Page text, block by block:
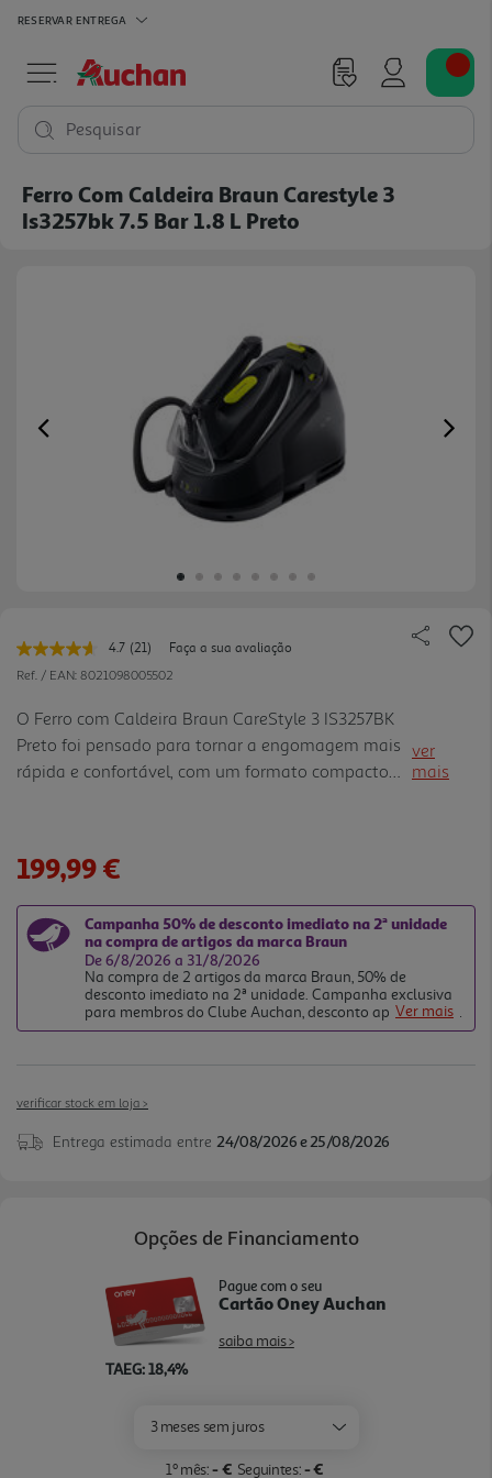
RESERVAR ENTREGA
Pesquisar
Ferro Com Caldeira Braun Carestyle 3
Is3257bk 7.5 Bar 1.8 L Preto
Previous
4.7 Leu
21
Link
para
a
mesma
página.
(21)
Faça a sua avaliação
Ref. / EAN: 8021098005502
O Ferro com Caldeira Braun CareStyle 3 IS3257BK
Preto foi pensado para tornar a engomagem mais
rápida e confortável, com um formato compacto
dia a dia e tecidos mais espessos. A tecnologia Eco
iCare oferece uma temperatura segura para todos
os tecidos, enquanto o modo Turbo aumenta a
potência de vapor e a temperatura para tarefas
mais exigentes. A base FreeGlide 3D com
revestimento EloxalPlus desliza em várias direções,
inclusive para trás sobre botões, bolsos e costuras,
tornando a passagem mais fluida. O depósito de
reabastecer, e o sistema Easy CalcClean simplifi ca
a descalcificação. Com vapor vertical, função auto-
ver
mais
199,99 €
Campanha 50% de desconto imediato na 2ª unidade
na compra de artigos da marca Braun
De 6/8/2026 a 31/8/2026
Na compra de 2 artigos da marca Braun, 50% de
desconto imediato na 2ª unidade. Campanha exclusiva
para membros do Clube Auchan, desconto aplicado no
artigo de menor valor após seleção do método de
Campanhas e Passatempos.
Ver mais
verificar stock em loja >
Entrega estimada entre 24/08/2026 e 25/08/2026
Opções de Financiamento
TAEG: 18,4%
Pague com o seu
Cartão Oney Auchan
saiba mais >
3 meses sem juros
1º mês:- € Seguintes:- €